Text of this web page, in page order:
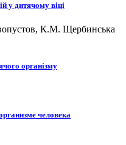
у дитячому віці
К.М. Щербинська
організму
человека